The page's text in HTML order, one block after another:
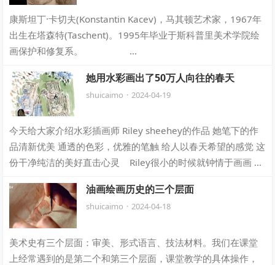
康斯坦丁·卡切夫(Konstantin Kacev)，马其顿艺术家，1967年
出生在塔森特(Taschent)。1995年毕业于斯科普里美术学院绘
画保护和修复系。 …
她用水彩画出了50万人向往的春天
shuicaimo · 2024-04-19
今天给大家介绍水彩插画师 Riley sheehey的作品 她笔下的作
品清新优美 通透的色彩，优雅的笔触 给人以春天希望的感觉 这
份干净纯洁的美好直击心灵 Riley很小的时候就钟情于画画 写
油画绘画历史的三个层面
shuicaimo · 2024-04-18
美术史有三个层面：审美、形式语言、技法材料。我们在课堂
上经常遇到的是第二个和第三个层面，课堂教学的具体操作，